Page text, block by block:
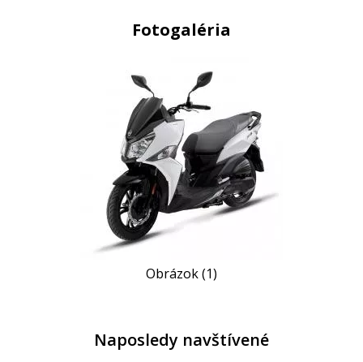
Fotogaléria
Obrázok (1)
Naposledy navštívené